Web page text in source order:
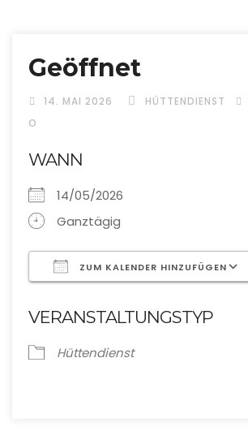
Geöffnet
14. MAI 2026 HÜTTENDIENST
O
WANN
14/05/2026
Ganztägig
ZUM KALENDER HINZUFÜGEN
VERANSTALTUNGSTYP
Hüttendienst